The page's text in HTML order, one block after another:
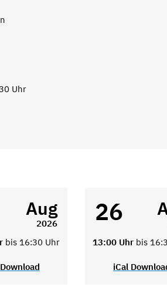
Uhr
Aug
2026
bis 16:30 Uhr
26
13:00 Uhr bis
iCal